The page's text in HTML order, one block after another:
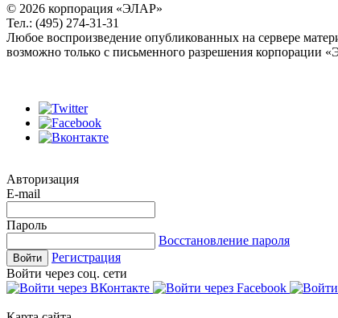
© 2026 корпорация «ЭЛАР»
Тел.: (495) 274-31-31
Любое воспроизведение опубликованных на сервере
возможно только с письменного разрешения корпорации
Авторизация
E-mail
Пароль
Восстановление пароля
Войти
Регистрация
Войти через соц. сети